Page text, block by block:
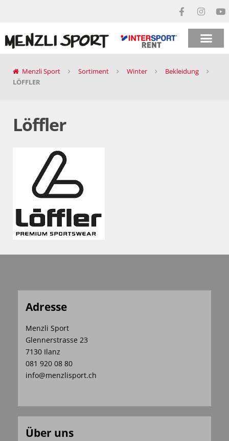
Menzli Sport Sortiment Winter
Bekleidung
LÖFFLER
Löffler
Adresse
Menzli Sport
Glennerstrasse 23
7130 Ilanz
081 920 08 80
info@menzlisport.ch
Über uns